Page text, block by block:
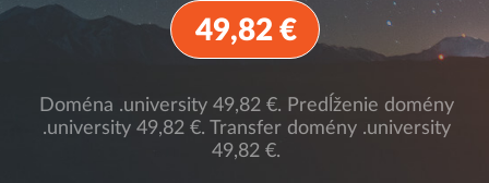
49,82 €
Doména .university 49,82 €. Predĺženie domény
.university 49,82 €. Transfer domény .university
49,82 €.